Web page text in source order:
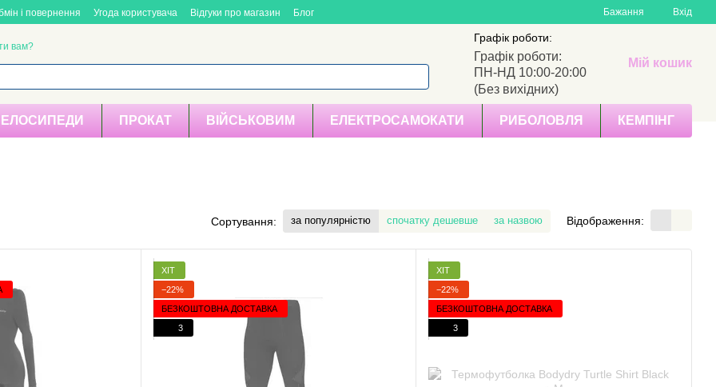
і повернення Угода користувача Відгуки про магазин Блог Бажання Вхід
вам?
Графік роботи:
Графік роботи:
ПН-НД 10:00-20:00
(Без вихідних)
Мій кошик
ПРОКАТ ВІЙСЬКОВИМ ЕЛЕКТРОСАМОКАТИ РИБОЛОВЛЯ КЕМПІНГ
Сортування: за популярністю спочатку дешевше за назвою Відображення:
ХІТ
−22%
БЕЗКОШТОВНА ДОСТАВКА
3
ХІТ
−22%
БЕЗКОШТОВНА ДОСТАВКА
3